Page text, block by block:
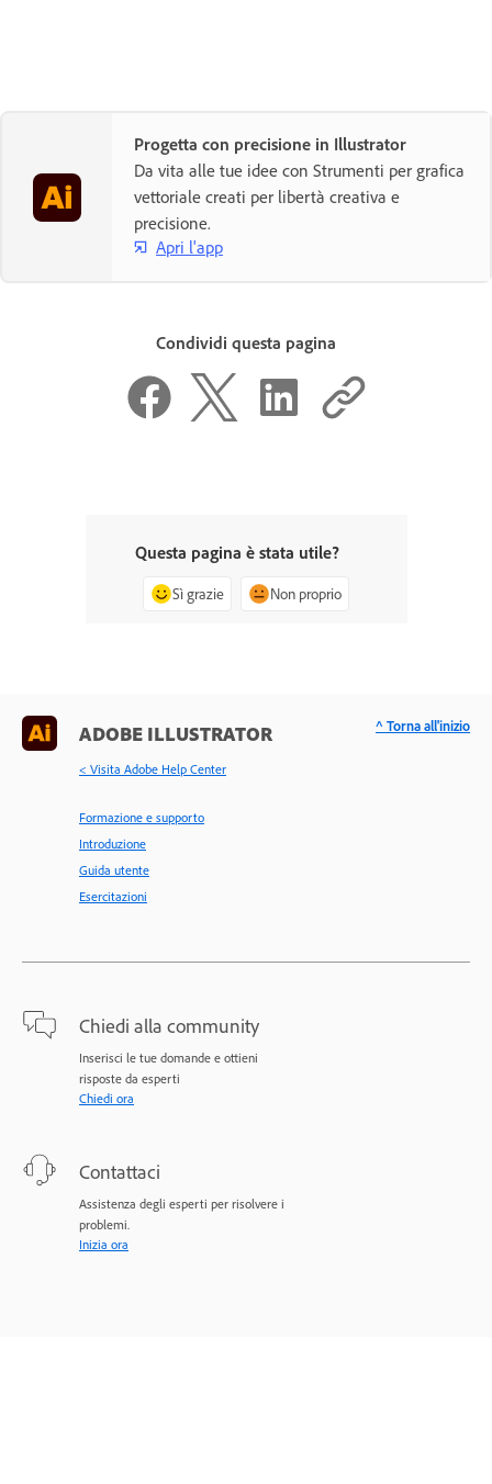
Progetta con precisione in Illustrator
Da vita alle tue idee con Strumenti per grafica
vettoriale creati per libertà creativa e
precisione.
Apri l'app
Condividi questa pagina
Questa pagina è stata utile?
Sì grazie Non proprio
ADOBE ILLUSTRATOR
< Visita Adobe Help Center
Formazione e supporto
Introduzione
Guida utente
Esercitazioni
Chiedi alla community
Inserisci le tue domande e ottieni
risposte da esperti
Chiedi ora
Contattaci
Assistenza degli esperti per risolvere i
problemi.
Inizia ora
^ Torna all'inizio